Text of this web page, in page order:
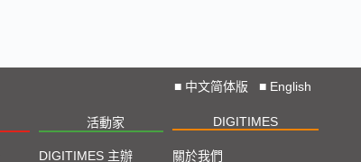
■ 中文简体版 ■ English
活動家 DIGITIMES
DIGITIMES 主辦
關於我們